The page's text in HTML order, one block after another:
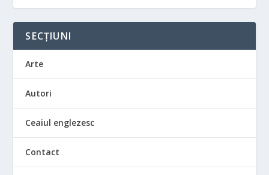
SECȚIUNI
Arte
Autori
Ceaiul englezesc
Contact